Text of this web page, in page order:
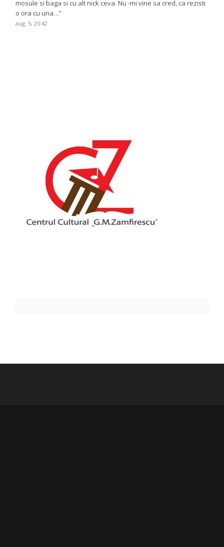
mosule si baga si cu alt nick ceva. Nu -mi vine sa cred, ca rezisti
o ora cu una…”
aug. 5, 20:42